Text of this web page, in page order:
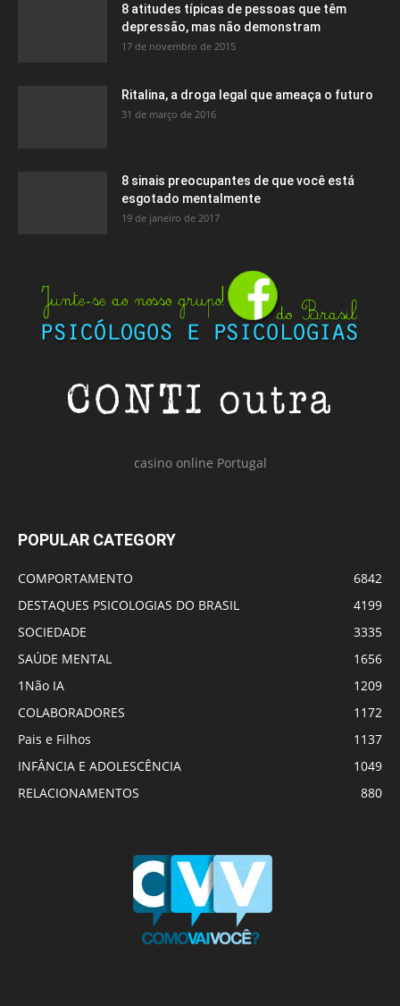
8 atitudes típicas de pessoas que têm
depressão, mas não demonstram
17 de novembro de 2015
Ritalina, a droga legal que ameaça o futuro
31 de março de 2016
8 sinais preocupantes de que você está
esgotado mentalmente
19 de janeiro de 2017
casino online Portugal
POPULAR CATEGORY
COMPORTAMENTO
6842
DESTAQUES PSICOLOGIAS DO BRASIL
4199
SOCIEDADE
3335
SAÚDE MENTAL
1656
1Não IA
1209
COLABORADORES
1172
Pais e Filhos
1137
INFÂNCIA E ADOLESCÊNCIA
1049
RELACIONAMENTOS
880